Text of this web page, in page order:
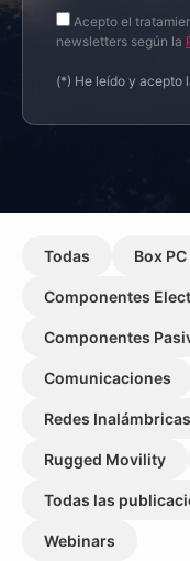
Acepto el
newsletters según la
(*) He leído y acepto
Todas Box
Componentes
Componentes
Comunicaciones
Redes Inalámbricas
Rugged Movility
Todas las
Webinars